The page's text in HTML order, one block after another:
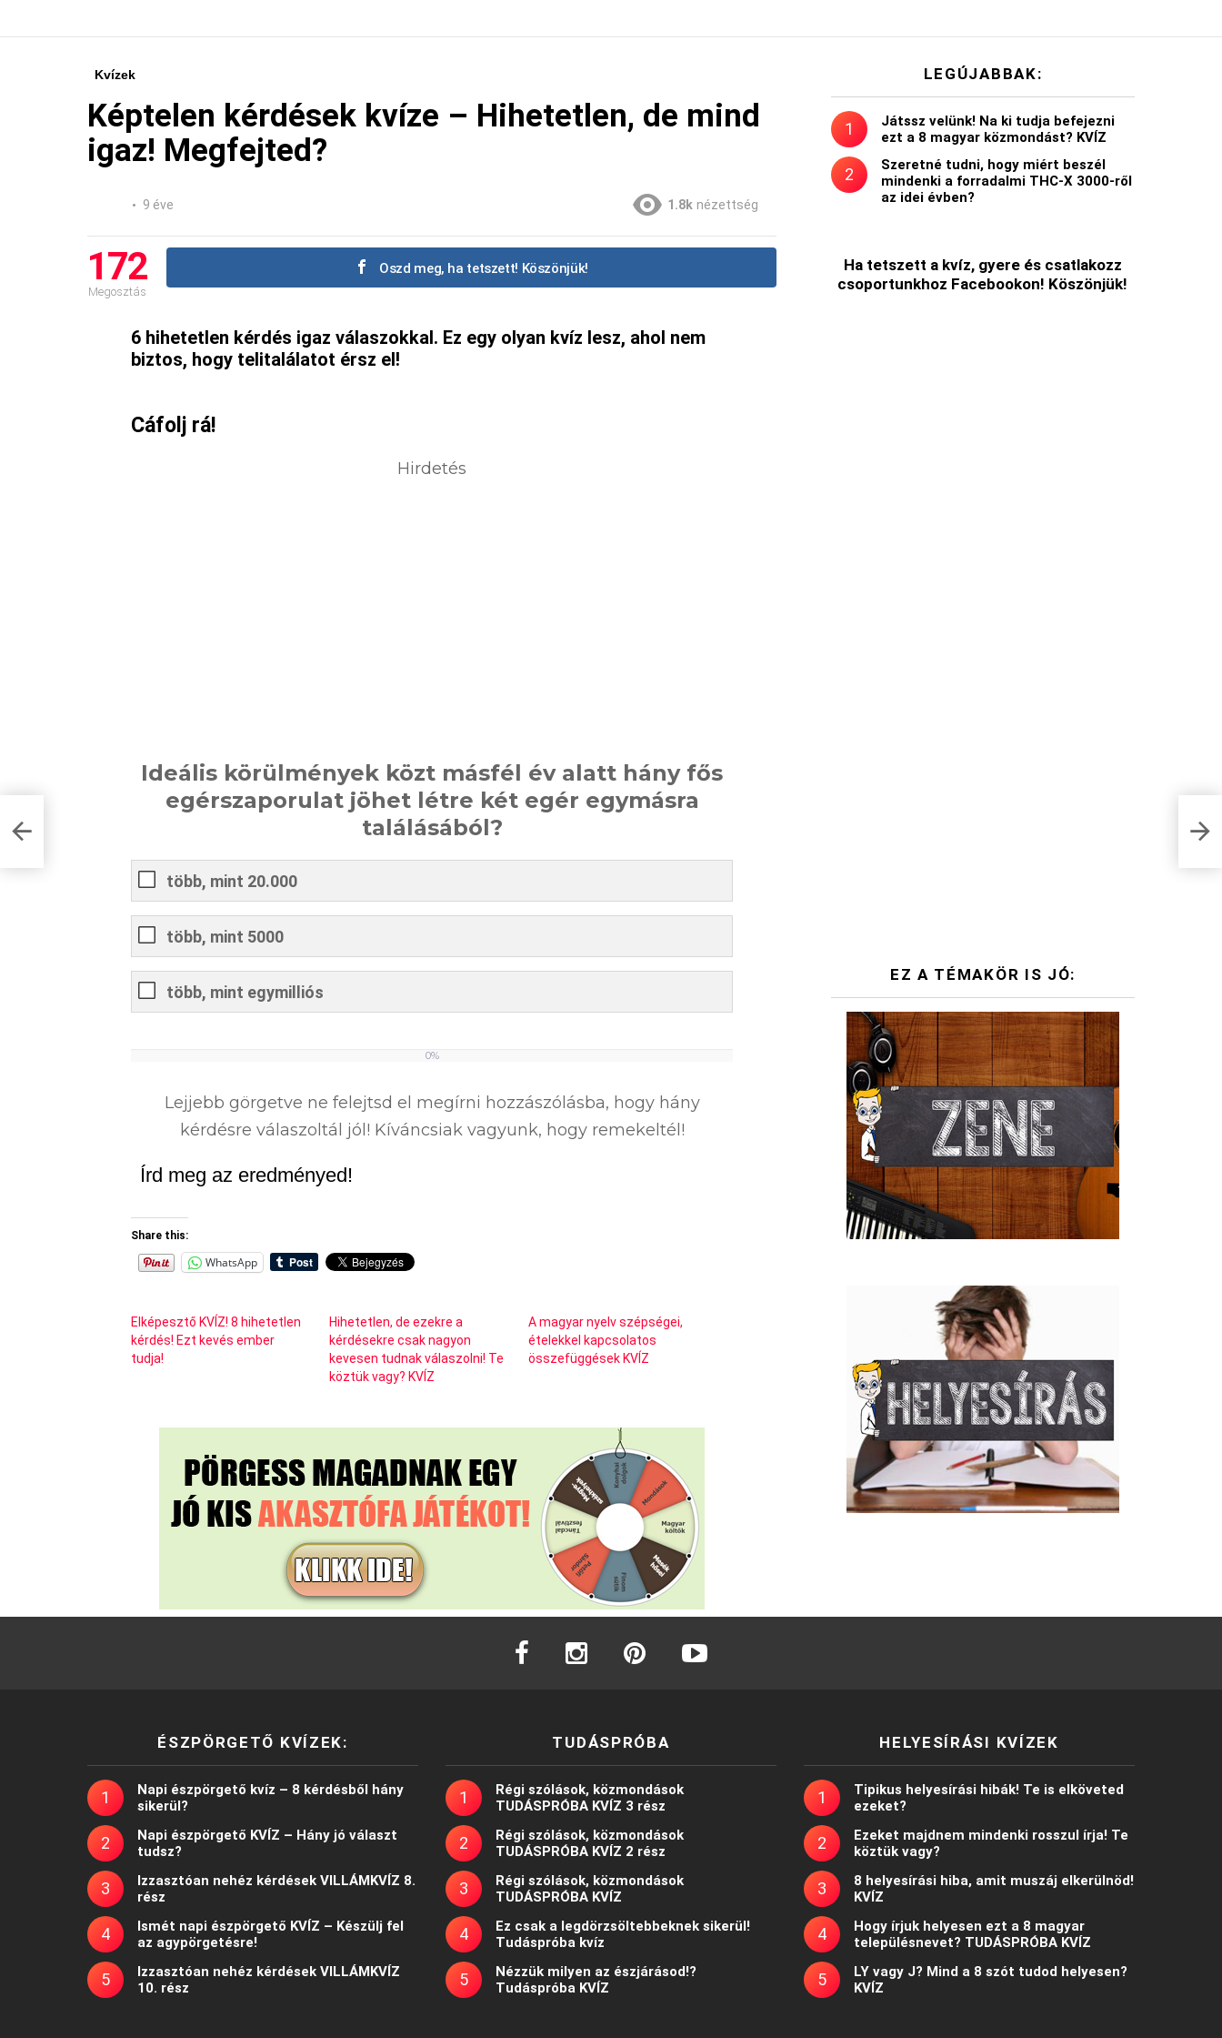
Kvízek
Képtelen kérdések kvíze – Hihetetlen, de mind
igaz! Megfejted?
9 éve 1.8k nézettség
172
Megosztás
Oszd meg, ha tetszett! Köszönjük!
6 hihetetlen kérdés igaz válaszokkal. Ez egy olyan kvíz lesz, ahol nem
biztos, hogy telitalálatot érsz el!
Cáfolj rá!
Hirdetés
Ideális körülmények közt másfél év alatt hány fős
egérszaporulat jöhet létre két egér egymásra
találásából?
több, mint 20.000
több, mint 5000
több, mint egymilliós
0%
Lejjebb görgetve ne felejtsd el megírni hozzászólásba, hogy hány
kérdésre válaszoltál jól! Kíváncsiak vagyunk, hogy remekeltél!
Írd meg az eredményed!
Share this:
WhatsApp
Elképesztő KVÍZ! 8 hihetetlen
kérdés! Ezt kevés ember
tudja!
Hihetetlen, de ezekre a
kérdésekre csak nagyon
kevesen tudnak válaszolni! Te
köztük vagy? KVÍZ
A magyar nyelv szépségei,
ételekkel kapcsolatos
összefüggések KVÍZ
LEGÚJABBAK:
Játssz velünk! Na ki tudja befejezni
ezt a 8 magyar közmondást? KVÍZ
Szeretné tudni, hogy miért beszél
mindenki a forradalmi THC-X 3000-ről
az idei évben?
Ha tetszett a kvíz, gyere és csatlakozz
csoportunkhoz Facebookon! Köszönjük!
EZ A TÉMAKÖR IS JÓ:
facebook instagram
ÉSZPÖRGETŐ KVÍZEK:
Napi észpörgető kvíz – 8 kérdésből hány
sikerül?
Napi észpörgető KVÍZ – Hány jó választ
tudsz?
Izzasztóan nehéz kérdések VILLÁMKVÍZ 8.
rész
Ismét napi észpörgető KVÍZ – Készülj fel
az agypörgetésre!
Izzasztóan nehéz kérdések VILLÁMKVÍZ
10. rész
TUDÁSPRÓBA
Régi szólások, közmondások
TUDÁSPRÓBA KVÍZ 3 rész
Régi szólások, közmondások
TUDÁSPRÓBA KVÍZ 2 rész
Régi szólások, közmondások
TUDÁSPRÓBA KVÍZ
Ez csak a legdörzsöltebbeknek sikerül!
Tudáspróba kvíz
Nézzük milyen az észjárásod!?
Tudáspróba KVÍZ
HELYESÍRÁSI KVÍZEK
Tipikus helyesírási hibák! Te is elköveted
ezeket?
Ezeket majdnem mindenki rosszul írja! Te
köztük vagy?
8 helyesírási hiba, amit muszáj elkerülnöd!
KVÍZ
Hogy írjuk helyesen ezt a 8 magyar
településnevet? TUDÁSPRÓBA KVÍZ
LY vagy J? Mind a 8 szót tudod helyesen?
KVÍZ